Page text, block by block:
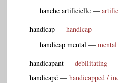
hanche artificielle —
handicap — handicap
handicap mental —
handicapant — debilitating
handicapé — handicapped /